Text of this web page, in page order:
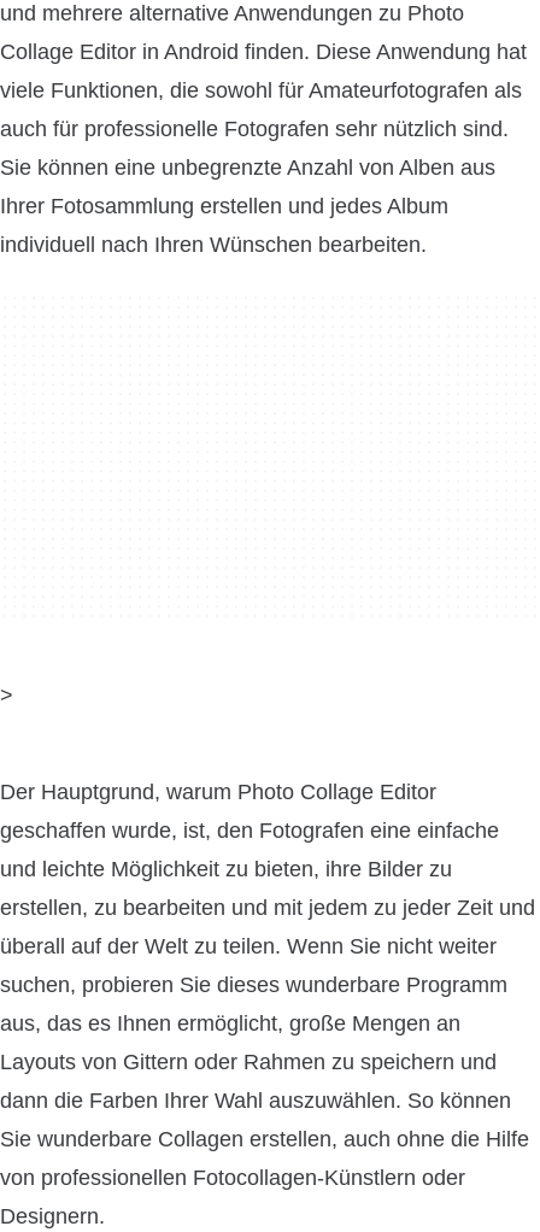
und mehrere alternative Anwendungen zu Photo
Collage Editor in Android finden. Diese Anwendung hat
viele Funktionen, die sowohl für Amateurfotografen als
auch für professionelle Fotografen sehr nützlich sind.
Sie können eine unbegrenzte Anzahl von Alben aus
Ihrer Fotosammlung erstellen und jedes Album
individuell nach Ihren Wünschen bearbeiten.
>
Der Hauptgrund, warum Photo Collage Editor
geschaffen wurde, ist, den Fotografen eine einfache
und leichte Möglichkeit zu bieten, ihre Bilder zu
erstellen, zu bearbeiten und mit jedem zu jeder Zeit und
überall auf der Welt zu teilen. Wenn Sie nicht weiter
suchen, probieren Sie dieses wunderbare Programm
aus, das es Ihnen ermöglicht, große Mengen an
Layouts von Gittern oder Rahmen zu speichern und
dann die Farben Ihrer Wahl auszuwählen. So können
Sie wunderbare Collagen erstellen, auch ohne die Hilfe
von professionellen Fotocollagen-Künstlern oder
Designern.